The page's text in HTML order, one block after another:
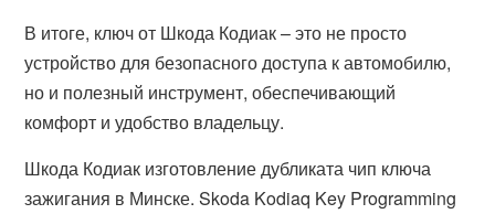
В итоге, ключ от Шкода Кодиак – это не просто
устройство для безопасного доступа к автомобилю,
но и полезный инструмент, обеспечивающий
комфорт и удобство владельцу.
Шкода Кодиак изготовление дубликата чип ключа
зажигания в Минске. Skoda Kodiaq Key Programming